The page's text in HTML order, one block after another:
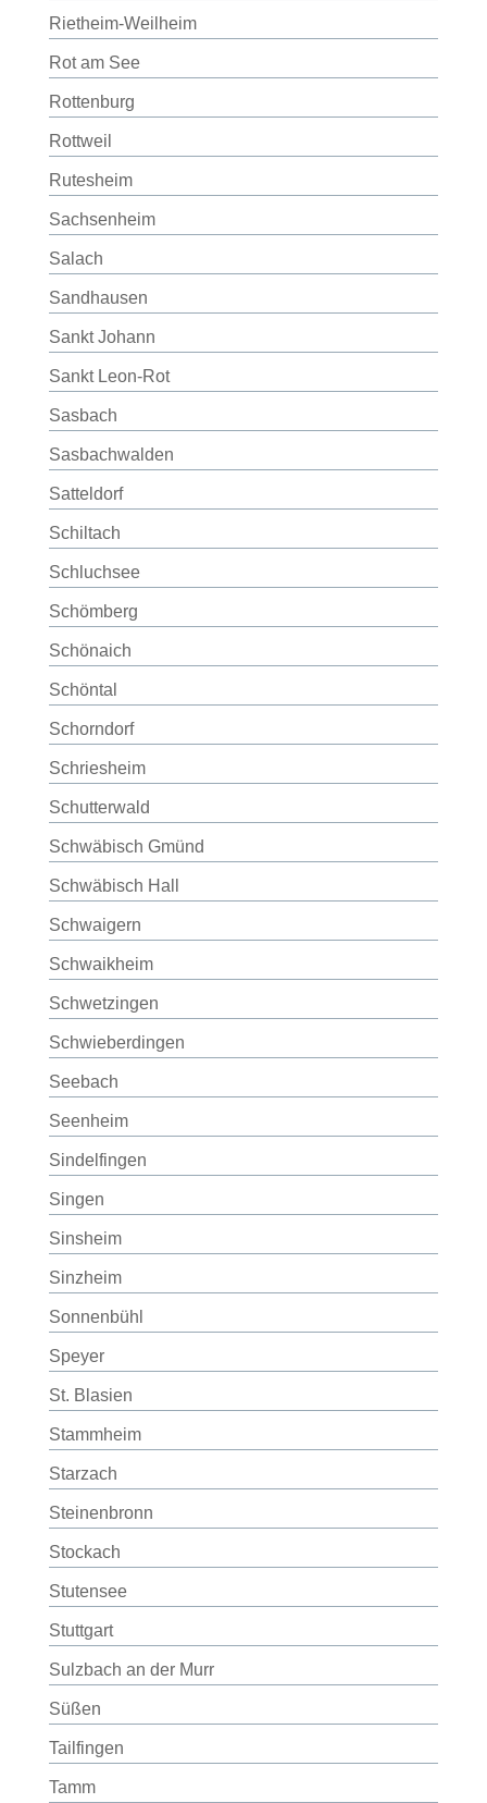
Rietheim-Weilheim
Rot am See
Rottenburg
Rottweil
Rutesheim
Sachsenheim
Salach
Sandhausen
Sankt Johann
Sankt Leon-Rot
Sasbach
Sasbachwalden
Satteldorf
Schiltach
Schluchsee
Schömberg
Schönaich
Schöntal
Schorndorf
Schriesheim
Schutterwald
Schwäbisch Gmünd
Schwäbisch Hall
Schwaigern
Schwaikheim
Schwetzingen
Schwieberdingen
Seebach
Seenheim
Sindelfingen
Singen
Sinsheim
Sinzheim
Sonnenbühl
Speyer
St. Blasien
Stammheim
Starzach
Steinenbronn
Stockach
Stutensee
Stuttgart
Sulzbach an der Murr
Süßen
Tailfingen
Tamm